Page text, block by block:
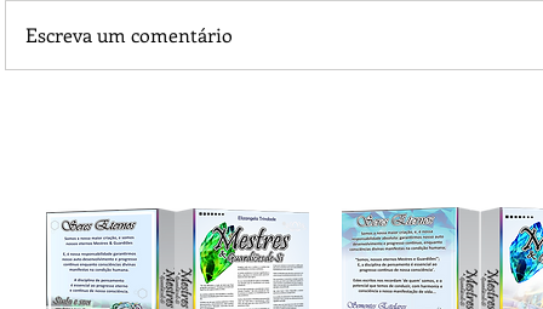
Piá Lava Jato, de Juara, torna público que requereu
Instalação e Operação
Escreva um comentário